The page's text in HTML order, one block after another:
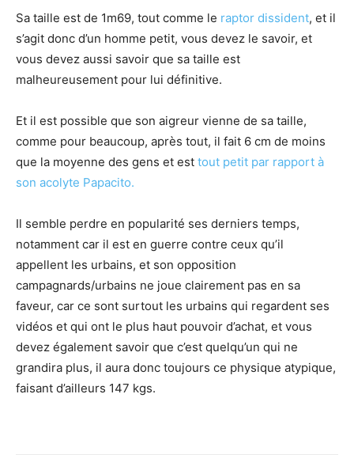
Sa taille est de 1m69, tout comme le raptor dissident, et il
s’agit donc d’un homme petit, vous devez le savoir, et
vous devez aussi savoir que sa taille est
malheureusement pour lui définitive.
Et il est possible que son aigreur vienne de sa taille,
comme pour beaucoup, après tout, il fait 6 cm de moins
que la moyenne des gens et est tout petit par rapport à
son acolyte Papacito.
Il semble perdre en popularité ses derniers temps,
notamment car il est en guerre contre ceux qu’il
appellent les urbains, et son opposition
campagnards/urbains ne joue clairement pas en sa
faveur, car ce sont surtout les urbains qui regardent ses
vidéos et qui ont le plus haut pouvoir d’achat, et vous
devez également savoir que c’est quelqu’un qui ne
grandira plus, il aura donc toujours ce physique atypique,
faisant d’ailleurs 147 kgs.